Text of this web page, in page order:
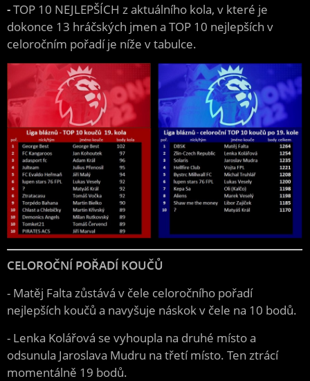
-TOP 10 NEJLEPŠÍCH z aktuálního kola, v které je
dokonce 13 hráčských jmen a TOP 10 nejlepších v
celoročním pořadí je níže v tabulce.
CELOROČNÍ POŘADÍ KOUČŮ
- Matěj Falta zůstává v čele celoročního pořadí
nejlepších koučů a navyšuje náskok v čele na 10 bodů.
- Lenka Kolářová se vyhoupla na druhé místo a
odsunula Jaroslava Mudru na třetí místo. Ten ztrácí
momentálně 19 bodů.